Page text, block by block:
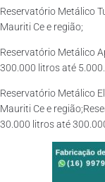
Reservatório Metálico
Mauriti Ce e região;
Reservatório Metálico
300.000 litros até
Reservatório Metálico
Mauriti Ce e
30.000 litros até